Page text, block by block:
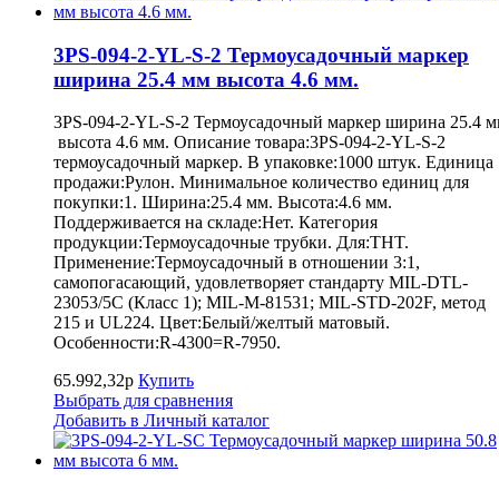
3PS-094-2-YL-S-2 Термоусадочный маркер
ширина 25.4 мм высота 4.6 мм.
3PS-094-2-YL-S-2 Термоусадочный маркер ширина 25.4
высота 4.6 мм. Описание товара:3PS-094-2-YL-S-2
термоусадочный маркер. В упаковке:1000 штук. Единица
продажи:Рулон. Минимальное количество единиц для
покупки:1. Ширина:25.4 мм. Высота:4.6 мм.
Поддерживается на складе:Нет. Категория
продукции:Термоусадочные трубки. Для:THT.
Применение:Термоусадочный в отношении 3:1,
самопогасающий, удовлетворяет стандарту MIL-DTL-
23053/5C (Класс 1); MIL-M-81531; MIL-STD-202F, метод
215 и UL224. Цвет:Белый/желтый матовый.
Особенности:R-4300=R-7950.
65.992,32р Купить
Выбрать для сравнения
Добавить в Личный каталог